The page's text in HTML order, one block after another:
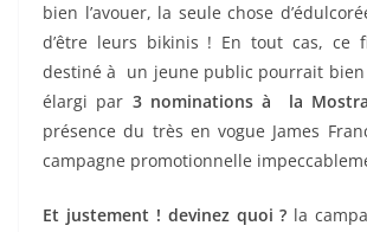
bien l’avouer, la seule chose
d’être leurs bikinis ! En tout cas,
destiné à un jeune public pourrait
élargi par 3 nominations à la
présence du très en vogue James
campagne promotionnelle
Et justement ! devinez quoi ? la